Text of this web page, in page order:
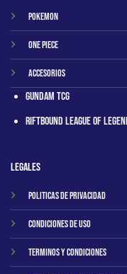
Pokemon
One Piece
Accesorios
Gundam TCG
RIftbound League of
Legales
Politicas de privacidad
Condiciones de uso
Terminos y condiciones